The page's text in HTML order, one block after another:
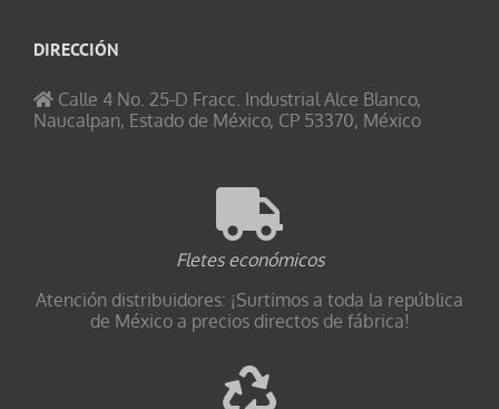
DIRECCIÓN
Calle 4 No. 25-D Fracc. Industrial Alce Blanco,
Naucalpan, Estado de México, CP 53370, México
Fletes económicos
Atención distribuidores: ¡Surtimos a toda la república
de México a precios directos de fábrica!